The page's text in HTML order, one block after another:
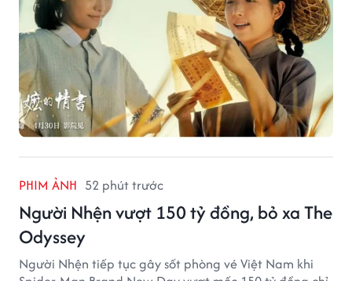
PHIM ẢNH 52 phút trước
Người Nhện vượt 150 tỷ đồng, bỏ xa The
Odyssey
Người Nhện tiếp tục gây sốt phòng vé Việt Nam khi